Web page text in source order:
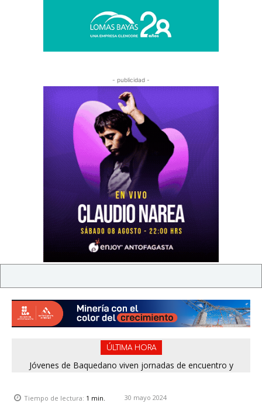
- publicidad -